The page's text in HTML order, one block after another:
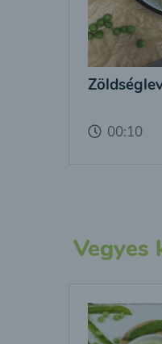
00:10
Vegyes